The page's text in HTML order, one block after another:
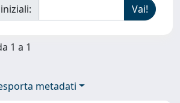
1 a 1
metadati